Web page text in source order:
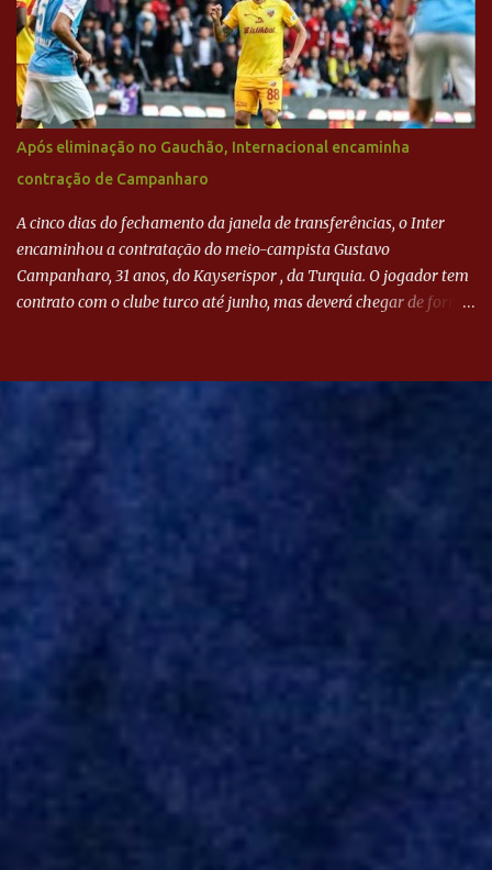
Após eliminação no Gauchão, Internacional encaminha
contração de Campanharo
A cinco dias do fechamento da janela de transferências, o Inter
encaminhou a contratação do meio-campista Gustavo
Campanharo, 31 anos, do Kayserispor , da Turquia. O jogador tem
contrato com o clube turco até junho, mas deverá chegar de forma
Evian, da França, Hellas Verona, da Itália, e Ludogorets, da
concretizada, o jogador chegará ao Beira-Rio para ser mais uma
opção de Mano Menezes no setor de meio-campo. Atualmente, na
também pode ser utilizado mais avançado. Inter encaminha